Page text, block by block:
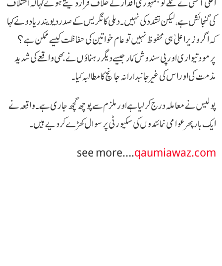
اعلیٰ آتشی نے حملے کو جمہوری اقدار کے خلاف قرار دیتے ہوئے کہا کہ اختلاف
کی گنجائش ہے، لیکن تشدد کی نہیں۔ دہلی کانگریس کے صدر دیویندر یادو نے کہا
کہ اگر وزیر اعلیٰ ہی محفوظ نہیں تو عام خواتین کی حفاظت کیسے ممکن ہے؟
پرمود تیواری اور پی سندوش کمار جیسے دیگر رہنماؤں نے بھی واقعے کی شدید
مذمت کی اور اس کی غیر جانبدارانہ جانچ کا مطالبہ کیا۔
پولیس نے معاملہ درج کر لیا ہے اور ملزم سے پوچھ گچھ جاری ہے۔ واقعہ نے
ایک بار پھر عوامی نمائندوں کی سکیورٹی پر سوال کھڑے کر دیے ہیں۔
see more….qaumiawaz.com